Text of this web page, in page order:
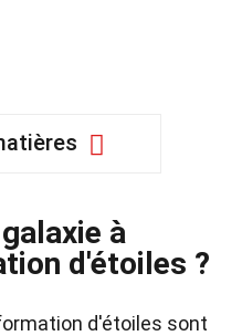
à
d'étoiles ?
d'étoiles sont